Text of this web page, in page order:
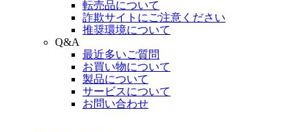
転売品について
詐欺サイトにご注意ください
推奨環境について
Q&A
最近多いご質問
お買い物について
製品について
サービスについて
お問い合わせ